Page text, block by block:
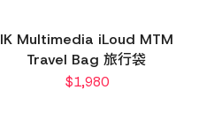
IK Multimedia iLoud MTM
Travel Bag 旅行袋
$1,980